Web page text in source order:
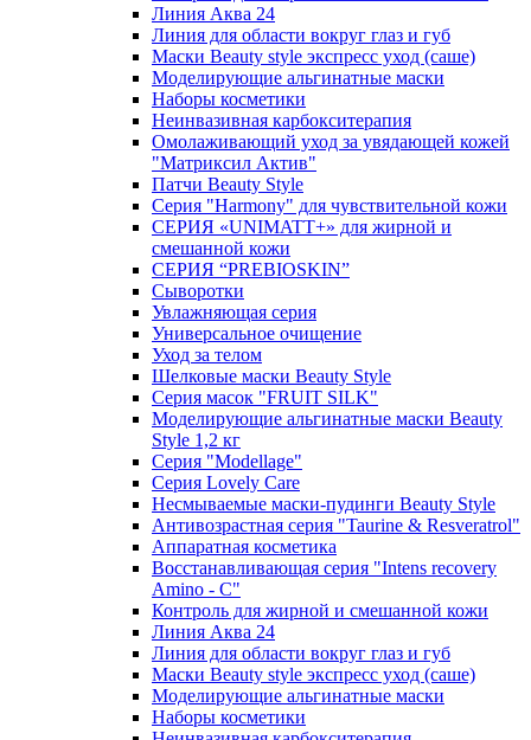
Линия Аква 24
Линия для области вокруг глаз и губ
Маски Beauty style экспресс уход (саше)
Моделирующие альгинатные маски
Наборы косметики
Неинвазивная карбокситерапия
Омолаживающий уход за увядающей кожей
"Матриксил Актив"
Патчи Beauty Style
Серия "Harmony" для чувствительной кожи
СЕРИЯ «UNIMATT+» для жирной и
смешанной кожи
СЕРИЯ “PREBIOSKIN”
Сыворотки
Увлажняющая серия
Универсальное очищение
Уход за телом
Шелковые маски Beauty Style
Серия масок "FRUIT SILK"
Моделирующие альгинатные маски Beauty
Style 1,2 кг
Серия "Modellage"
Cерия Lovely Care
Несмываемые маски-пудинги Beauty Style
Антивозрастная серия "Taurine & Resveratrol"
Аппаратная косметика
Восстанавливающая серия "Intens recovery
Amino - C"
Контроль для жирной и смешанной кожи
Линия Аква 24
Линия для области вокруг глаз и губ
Маски Beauty style экспресс уход (саше)
Моделирующие альгинатные маски
Наборы косметики